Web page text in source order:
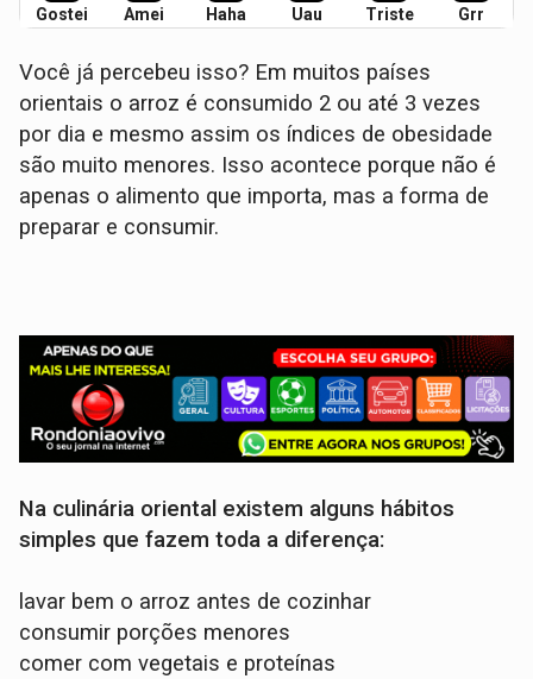
Gostei Amei Haha Uau Triste Grr
Você já percebeu isso? Em muitos países
orientais o arroz é consumido 2 ou até 3 vezes
por dia e mesmo assim os índices de obesidade
são muito menores. Isso acontece porque não é
apenas o alimento que importa, mas a forma de
preparar e consumir.
Na culinária oriental existem alguns hábitos
simples que fazem toda a diferença:
lavar bem o arroz antes de cozinhar
consumir porções menores
comer com vegetais e proteínas